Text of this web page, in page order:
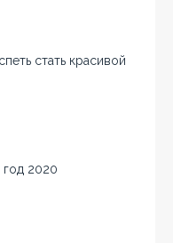
стать красивой
год 2020